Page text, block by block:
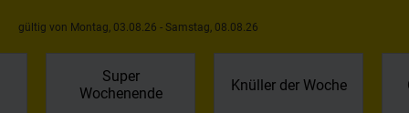
gültig von Montag, 03.08.26 - Samstag, 08.08.26
Super
Wochenende
Knüller der Woche